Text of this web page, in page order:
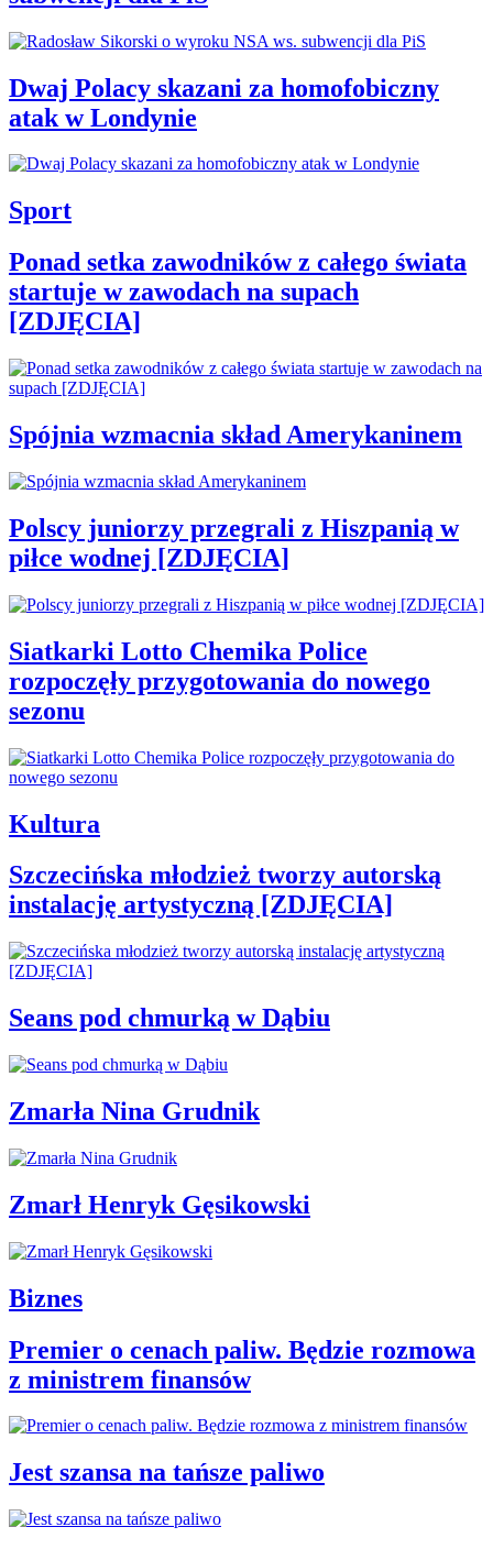
Dwaj Polacy skazani za homofobiczny
atak w Londynie
Sport
Ponad setka zawodników z całego świata
startuje w zawodach na supach
[ZDJĘCIA]
Spójnia wzmacnia skład Amerykaninem
Polscy juniorzy przegrali z Hiszpanią w
piłce wodnej [ZDJĘCIA]
Siatkarki Lotto Chemika Police
rozpoczęły przygotowania do nowego
sezonu
Kultura
Szczecińska młodzież tworzy autorską
instalację artystyczną [ZDJĘCIA]
Seans pod chmurką w Dąbiu
Zmarła Nina Grudnik
Zmarł Henryk Gęsikowski
Biznes
Premier o cenach paliw. Będzie rozmowa
z ministrem finansów
Jest szansa na tańsze paliwo